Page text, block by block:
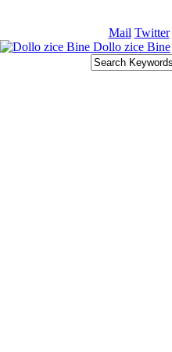
Mail Twitter
Dollo zice Bine